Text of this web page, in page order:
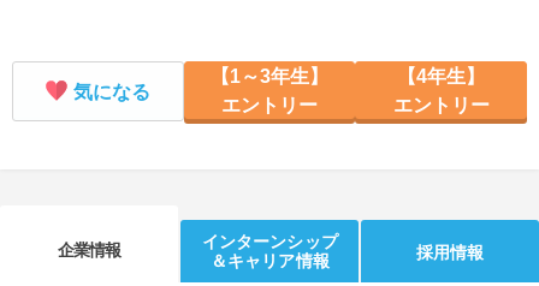
気になる
【1～3年生】
エントリー
【4年生】
エントリー
企業情報
インターンシップ
＆キャリア情報
採用情報